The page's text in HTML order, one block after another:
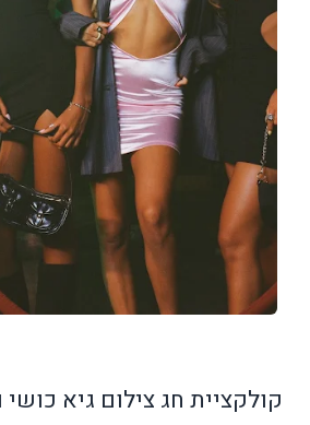
קולקציית חג צילום גיא כושי